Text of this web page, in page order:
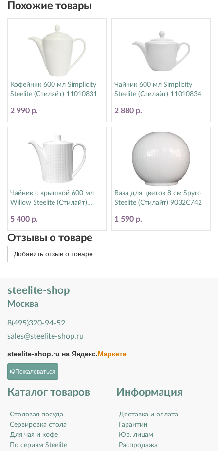
Похожие товары
Кофейник 600 мл Simplicity
Steelite (Стилайт) 11010831
2 990 р.
Чайник 600 мл Simplicity
Steelite (Стилайт) 11010834
2 880 р.
Чайник с крышкой 600 мл
Willow Steelite (Стилайт)
5 400 р.
Ваза для цветов 8 см Spyro
Steelite (Стилайт) 9032C742
1 590 р.
Отзывы о товаре
Добавить отзыв о товаре
steelite-shop
Москва
8(495)320-94-52
sales@steelite-shop.ru
steelite-shop.ru на Яндекс.Маркете
Пожаловаться
Каталог товаров
Столовая посуда
Сервировка стола
Для чая и кофе
По сериям Steelite
Информация
Доставка и оплата
Гарантии
Юр. лицам
Распродажа